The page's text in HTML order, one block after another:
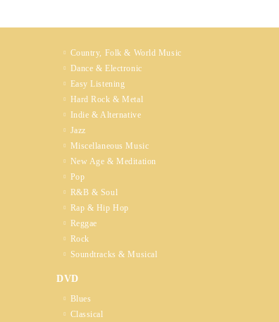
Country, Folk & World Music
Dance & Electronic
Easy Listening
Hard Rock & Metal
Indie & Alternative
Jazz
Miscellaneous Music
New Age & Meditation
Pop
R&B & Soul
Rap & Hip Hop
Reggae
Rock
Soundtracks & Musical
DVD
Blues
Classical